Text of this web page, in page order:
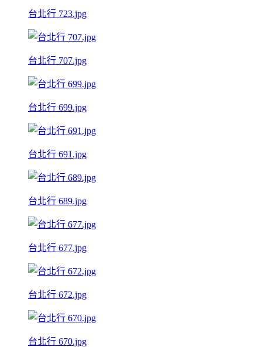
台北行 723.jpg
台北行 707.jpg
台北行 699.jpg
台北行 691.jpg
台北行 689.jpg
台北行 677.jpg
台北行 672.jpg
台北行 670.jpg